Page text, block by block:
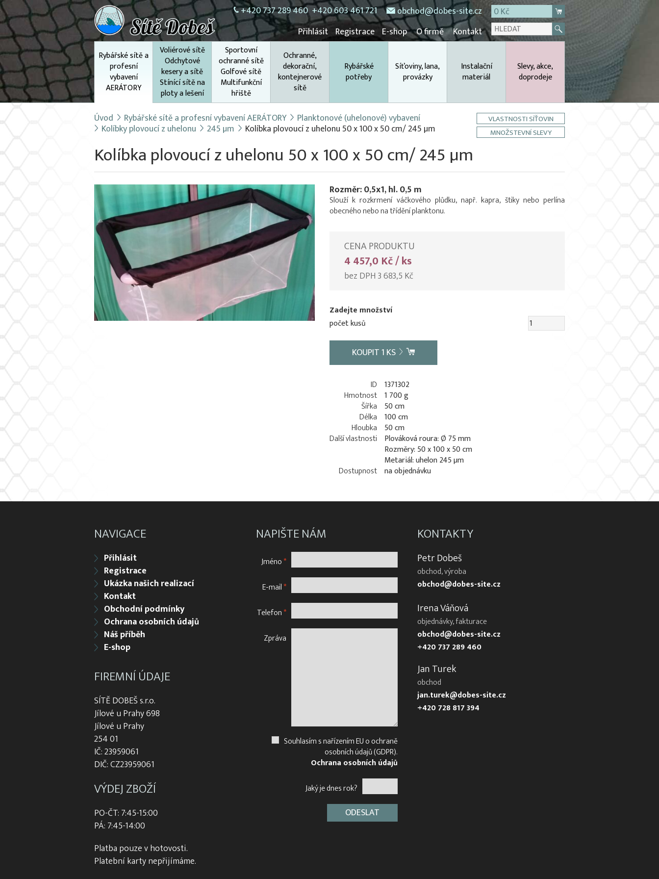
+420 737 289 460 +420 603 461 721 obchod@dobes-site.cz
0 Kč
Přihlásit Registrace E-shop O firmě Kontakt
Rybářské sítě a
profesní
vybavení
AERÁTORY
Voliérové sítě
Odchytové
kesery a sítě
Stínící sítě na
ploty a lešení
Sportovní
ochranné sítě
Golfové sítě
Multifunkční
hřiště
Ochranné,
dekorační,
kontejnerové
sítě
Rybářské
potřeby
Síťoviny, lana,
provázky
Instalační
materiál
Slevy, akce,
doprodeje
Úvod Rybářské sítě a profesní vybavení AERÁTORY Planktonové (uhelonové) vybavení
Kolíbky plovoucí z uhelonu 245 µm Kolíbka plovoucí z uhelonu 50 x 100 x 50 cm/ 245 µm
VLASTNOSTI SÍŤOVIN
MNOŽSTEVNÍ SLEVY
Kolíbka plovoucí z uhelonu 50 x 100 x 50 cm/ 245 µm
Rozměr: 0,5x1, hl. 0,5 m
Slouží k rozkrmení váčkového plůdku, např. kapra, štiky nebo perlína
obecného nebo na třídění planktonu.
CENA PRODUKTU
4 457,0 Kč / ks
bez DPH 3 683,5 Kč
Zadejte množství
počet kusů
KOUPIT1 KS
ID 1371302
Hmotnost 1 700 g
Šířka
50 cm
Délka 100 cm
Hloubka
50 cm
Další vlastnosti
Plováková roura: Ø 75 mm
Rozměry: 50 x 100 x 50 cm
Metariál: uhelon 245 µm
Dostupnost na objednávku
NAVIGACE
Přihlásit
Registrace
Ukázka našich realizací
Kontakt
Obchodní podmínky
Ochrana osobních údajů
Náš příběh
E-shop
FIREMNÍ ÚDAJE
SÍTĚ DOBEŠ s.r.o.
Jílové u Prahy 698
Jílové u Prahy
254 01
IČ: 23959061
DIČ: CZ23959061
VÝDEJ ZBOŽÍ
PO-ČT: 7:45-15:00
PÁ: 7:45-14:00
Platba pouze v hotovosti.
Platební karty nepřijímáme.
NAPIŠTE NÁM
Jméno*
E-mail*
Telefon*
Zpráva
Souhlasím s nařízením EU o ochraně
osobních údajů (GDPR).
Ochrana osobních údajů
Jaký je dnes rok?
KONTAKTY
Petr Dobeš
obchod, výroba
obchod@dobes-site.cz
Irena Váňová
objednávky, fakturace
obchod@dobes-site.cz
+420 737 289 460
Jan Turek
obchod
jan.turek@dobes-site.cz
+420 728 817 394